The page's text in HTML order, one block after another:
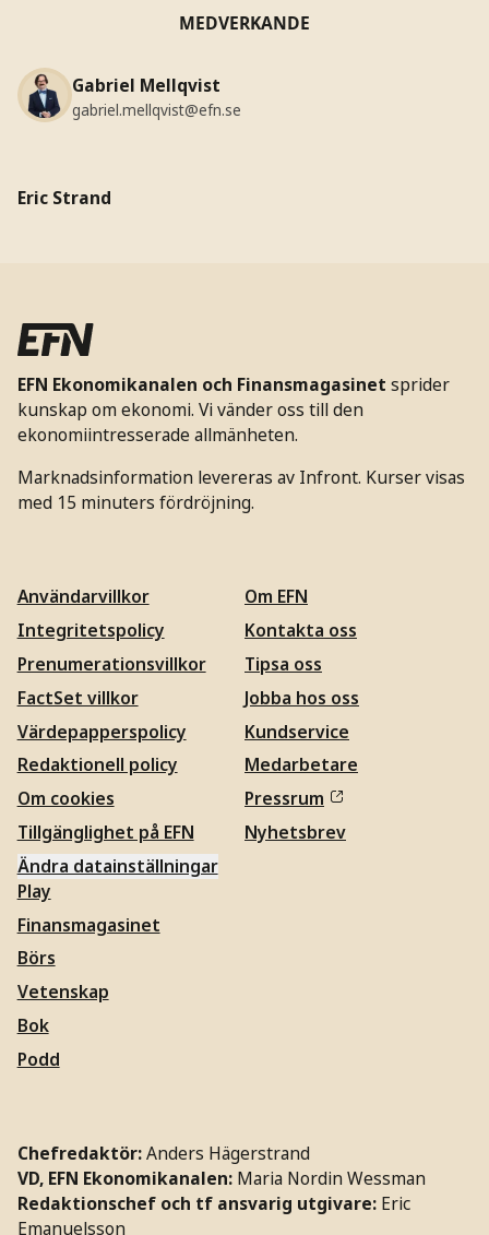
MEDVERKANDE
Gabriel Mellqvist
gabriel.mellqvist@efn.se
Eric Strand
EFN Ekonomikanalen och Finansmagasinet sprider
kunskap om ekonomi. Vi vänder oss till den
ekonomiintresserade allmänheten.
Marknadsinformation levereras av Infront. Kurser visas
med 15 minuters fördröjning.
Användarvillkor
Integritetspolicy
Prenumerationsvillkor
FactSet villkor
Värdepapperspolicy
Redaktionell policy
Om cookies
Tillgänglighet på EFN
Ändra datainställningar
Om EFN
Kontakta oss
Tipsa oss
Jobba hos oss
Kundservice
Medarbetare
Pressrum
Nyhetsbrev
Play
Finansmagasinet
Börs
Vetenskap
Bok
Podd
Chefredaktör:Anders Hägerstrand
VD, EFN Ekonomikanalen: Maria Nordin Wessman
Redaktionschef och tf ansvarig utgivare: Eric
Emanuelsson